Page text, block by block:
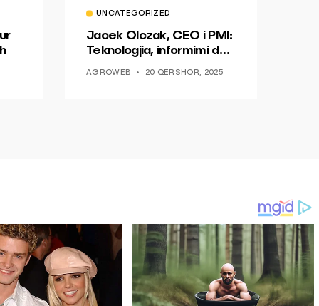
UNCATEGORIZED
Jacek Olczak, CEO i PMI:
Teknologjia, informimi dhe
AGROWEB 20 QERSHOR, 2025